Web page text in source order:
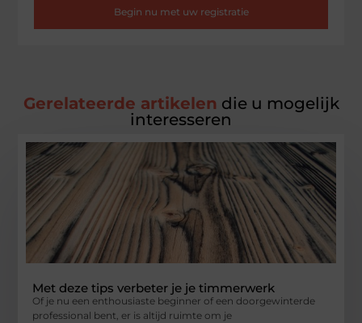
Begin nu met uw registratie
Gerelateerde artikelen die u mogelijk
interesseren
Met deze tips verbeter je je timmerwerk
Of je nu een enthousiaste beginner of een doorgewinterde
professional bent, er is altijd ruimte om je